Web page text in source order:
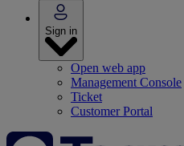
Sign in
Open web app
Management Console
Ticket
Customer Portal